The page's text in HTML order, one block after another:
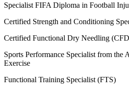
Specialist FIFA Diploma in Football
Certified Strength and Conditioning
Certified Functional Dry Needling
Sports Performance Specialist from the
Exercise
Functional Training Specialist (FTS)